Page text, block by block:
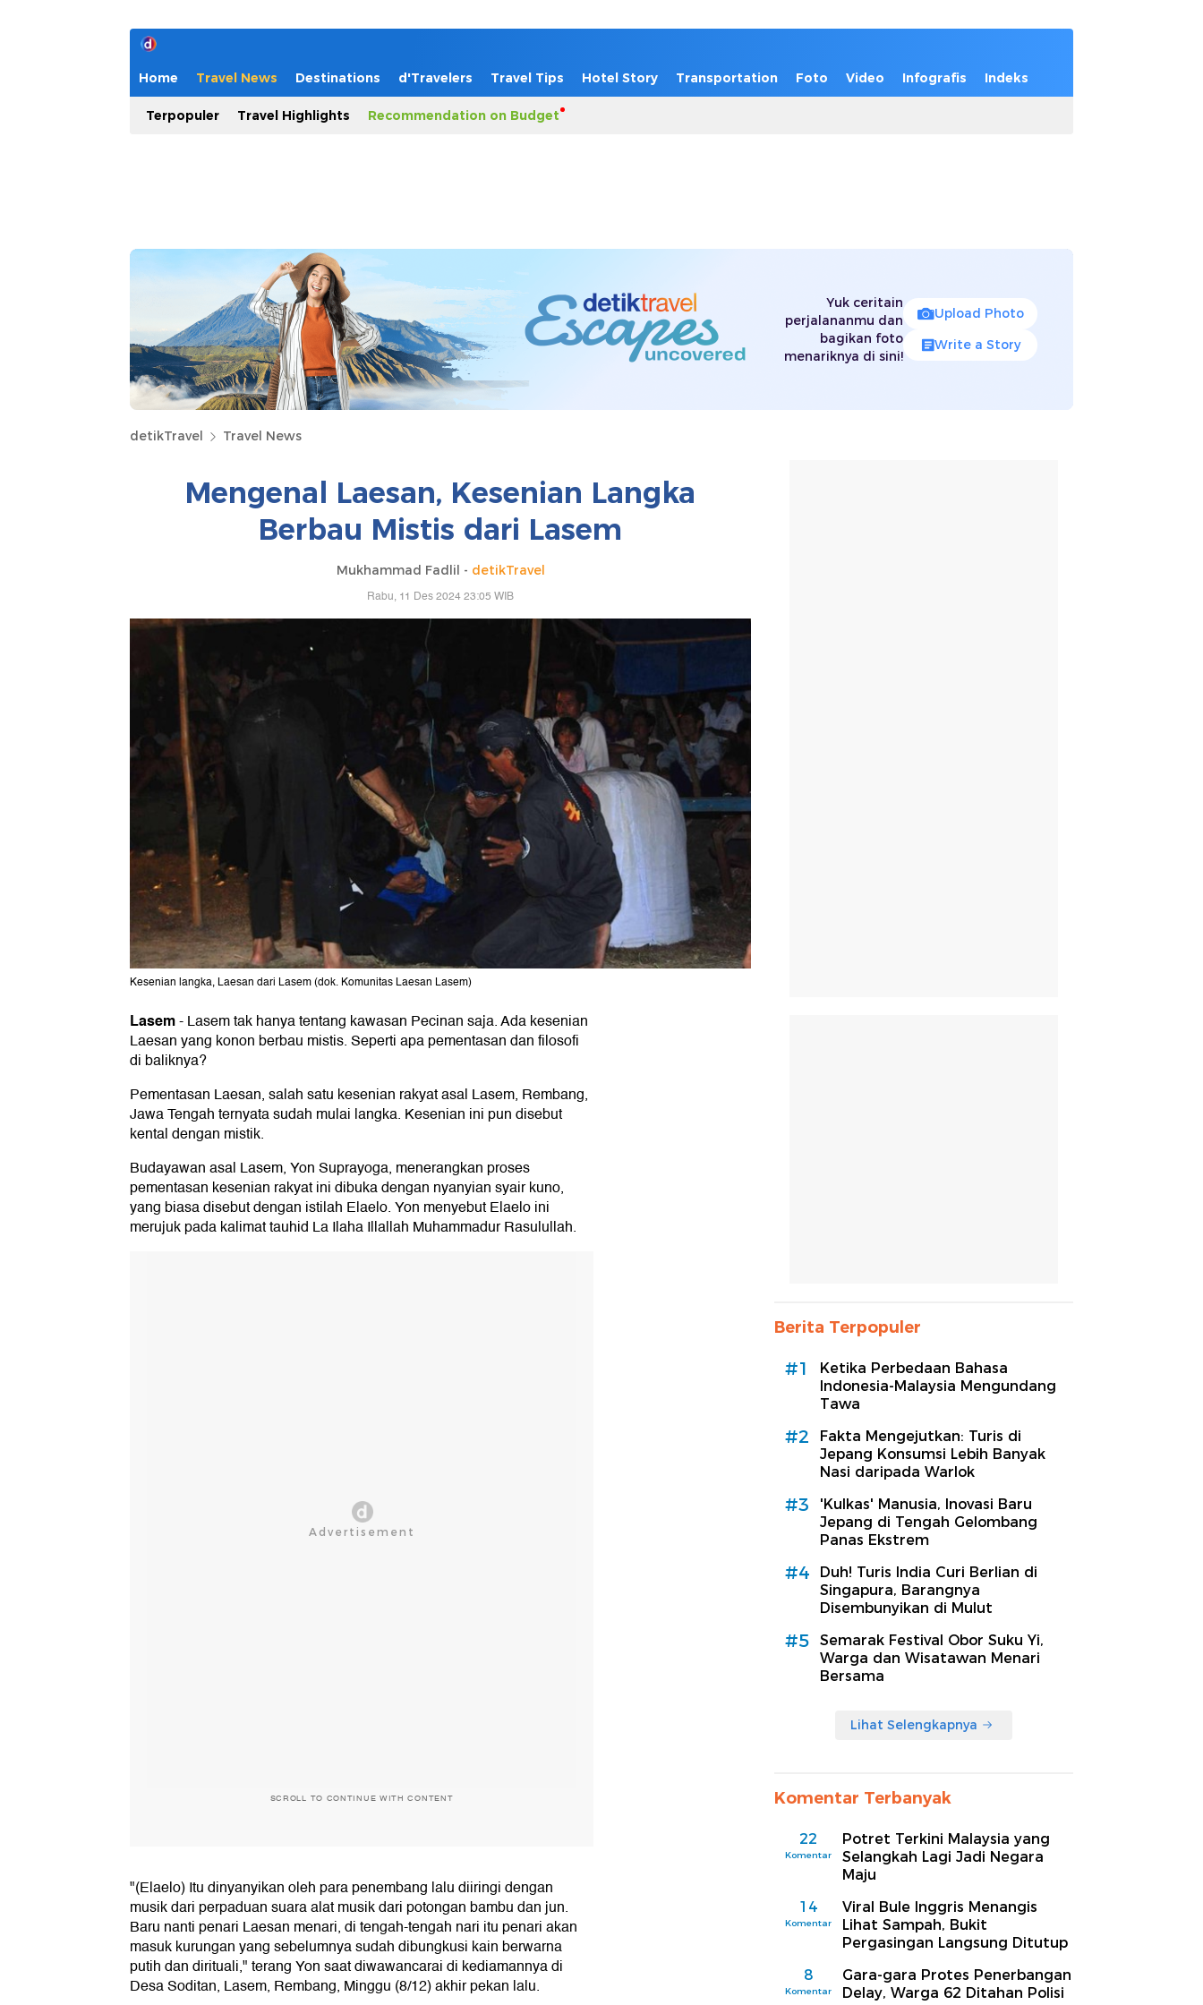
Home Travel News Destinations d'Travelers Travel Tips Hotel Story Transportation Foto Video Infografis Indeks
Terpopuler Travel Highlights Recommendation on Budget
Yuk ceritain
perjalananmu dan
bagikan foto
menariknya di sini!
Upload Photo
Write a Story
detikTravel Travel News
Mengenal Laesan, Kesenian Langka
Berbau Mistis dari Lasem
Mukhammad Fadlil - detikTravel
Rabu, 11 Des 2024 23:05 WIB
Kesenian langka, Laesan dari Lasem (dok. Komunitas Laesan Lasem)
Lasem-Lasem tak hanya tentang kawasan Pecinan saja. Ada kesenian
Laesan yang konon berbau mistis. Seperti apa pementasan dan filosofi
di baliknya?
Pementasan Laesan, salah satu kesenian rakyat asal Lasem, Rembang,
Jawa Tengah ternyata sudah mulai langka. Kesenian ini pun disebut
kental dengan mistik.
Budayawan asal Lasem, Yon Suprayoga, menerangkan proses
pementasan kesenian rakyat ini dibuka dengan nyanyian syair kuno,
yang biasa disebut dengan istilah Elaelo. Yon menyebut Elaelo ini
merujuk pada kalimat tauhid La Ilaha Illallah Muhammadur Rasulullah.
SCROLL TO CONTINUE WITH CONTENT
"(Elaelo) Itu dinyanyikan oleh para penembang lalu diiringi dengan
musik dari perpaduan suara alat musik dari potongan bambu dan jun.
Baru nanti penari Laesan menari, di tengah-tengah nari itu penari akan
masuk kurungan yang sebelumnya sudah dibungkusi kain berwarna
putih dan dirituali," terang Yon saat diwawancarai di kediamannya di
Desa Soditan, Lasem, Rembang, Minggu (8/12) akhir pekan lalu.
Berita Terpopuler
#1
Ketika Perbedaan Bahasa
Indonesia-Malaysia Mengundang
Tawa
#2
Fakta Mengejutkan: Turis di
Jepang Konsumsi Lebih Banyak
Nasi daripada Warlok
#3
'Kulkas' Manusia, Inovasi Baru
Jepang di Tengah Gelombang
Panas Ekstrem
#4
Duh! Turis India Curi Berlian di
Singapura, Barangnya
Disembunyikan di Mulut
#5
Semarak Festival Obor Suku Yi,
Warga dan Wisatawan Menari
Bersama
Lihat Selengkapnya
Komentar Terbanyak
22
Komentar
Potret Terkini Malaysia yang
Selangkah Lagi Jadi Negara
Maju
14
Komentar
Viral Bule Inggris Menangis
Lihat Sampah, Bukit
Pergasingan Langsung Ditutup
8
Komentar
Gara-gara Protes Penerbangan
Delay, Warga 62 Ditahan Polisi